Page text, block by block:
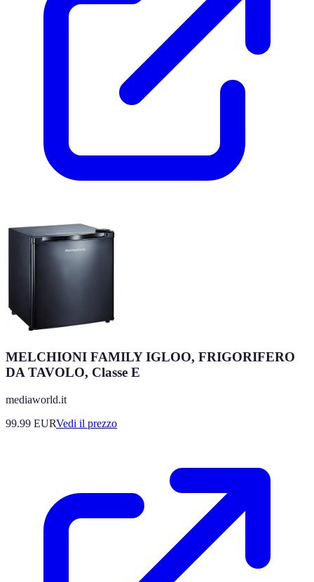
MELCHIONI FAMILY IGLOO, FRIGORIFERO
DA TAVOLO, Classe E
mediaworld.it
99.99 EURVedi il prezzo